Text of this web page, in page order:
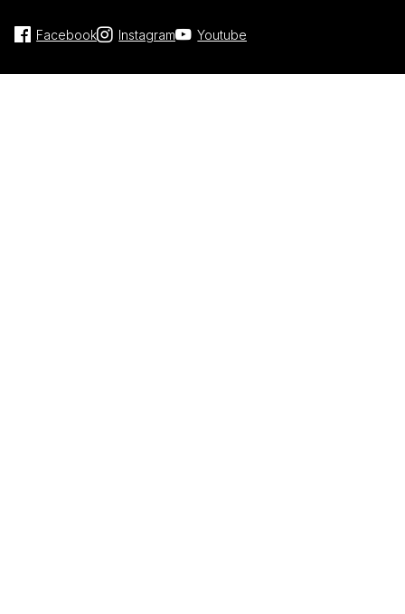
Facebook Instagram Youtube